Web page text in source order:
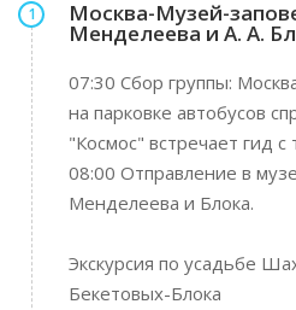
1 Москва-Музей-
Менделеева и А. А.
07:30 Сбор группы:
на парковке автобусов
"Космос" встречает гид
08:00 Отправление в
Менделеева и Блока.
Экскурсия по усадьбе
Бекетовых-Блока